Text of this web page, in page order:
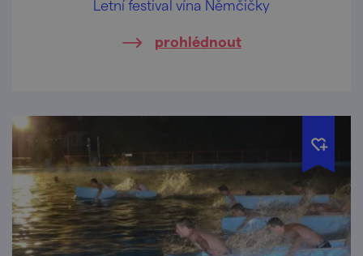
Letní festival vína Němčičky
prohlédnout